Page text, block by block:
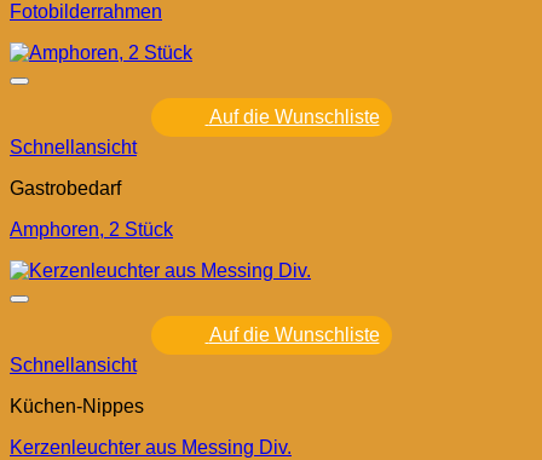
Fotobilderrahmen
Auf die Wunschliste
Schnellansicht
Gastrobedarf
Amphoren, 2 Stück
Auf die Wunschliste
Schnellansicht
Küchen-Nippes
Kerzenleuchter aus Messing Div.